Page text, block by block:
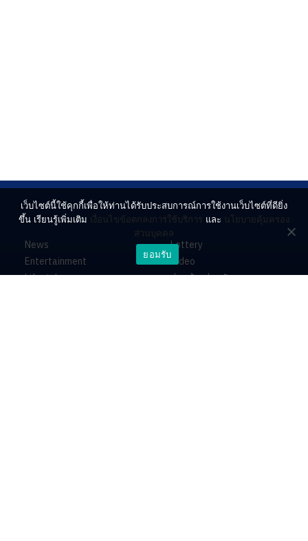
News
Entertainment
Lifestyle
Lottery
Video
ร่วมด้วยช่วยกัน
เว็บไซต์นี้ใช้คุกกี้เพื่อให้ท่านได้รับประสบการณ์การใช้งานเว็บไซต์ที่ดียิ่ง
ขึ้น เรียนรู้เพิ่มเติม เงื่อนไขข้อตกลงการใช้บริการ และ นโยบายคุ้มครอง
ส่วนบุคคล
ยอมรับ